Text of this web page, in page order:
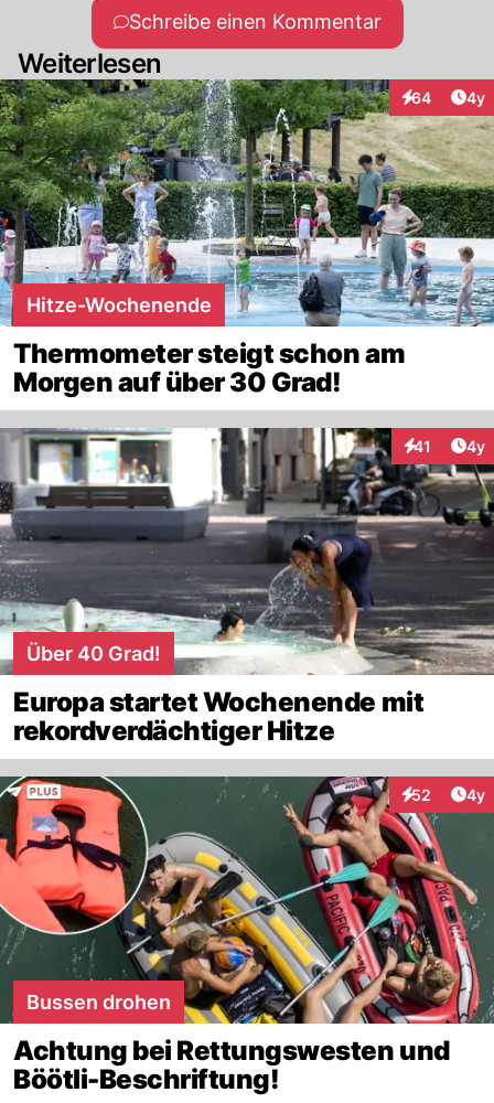
Schreibe einen Kommentar
Weiterlesen
64
Interaktionen
4y
Hitze-Wochenende
Thermometer steigt schon am
Morgen auf über 30 Grad!
41 4y
Über 40 Grad!
Europa startet Wochenende mit
rekordverdächtiger Hitze
52
Interaktionen
4y
Bussen drohen
Achtung bei Rettungswesten und
Böötli-Beschriftung!